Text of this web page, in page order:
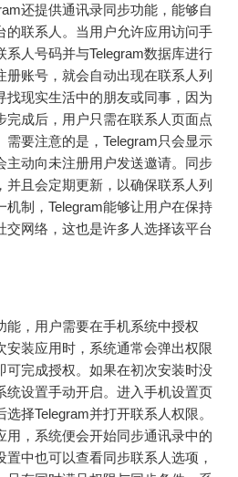
还提供通讯录同步功能，能够自
的联系人。当用户允许应用访问手
人号码并与Telegram数据库进行
账号，就会自动出现在联系人列
找现实生活中的朋友或同事，因为
完成后，用户只需在联系人页面点
要注意的是，Telegram只会显示
主动向未注册用户发送邀请。同步
且会定期更新，以确保联系人列
制，Telegram能够让用户在保持
交网络，这也是许多人选择该平台
能，用户需要在手机系统中授权
安装应用时，系统通常会弹出权限
可完成授权。如果在初次安装时没
统设置手动开启。进入手机设置页
择Telegram并打开联系人权限。
用，系统便会开始同步通讯录中的
置中也可以查看同步联系人选项，